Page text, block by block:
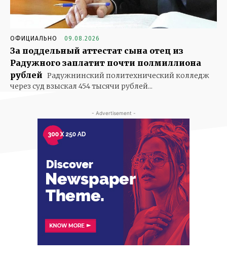
ОФИЦИАЛЬНО 09.08.2026
За поддельный аттестат сына отец из
Радужного заплатит почти полмиллиона
рублей Радужнинский политехнический колледж
через суд взыскал 454 тысячи рублей...
- Advertisement -